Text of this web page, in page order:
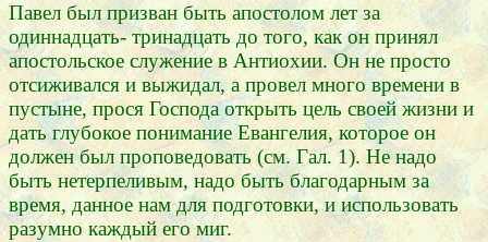
Павел был призван быть апостолом лет за
одиннадцать- тринадцать до того, как он принял
апостольское служение в Антиохии. Он не просто
отсиживался и выжидал, а провел много времени в
пустыне, прося Господа открыть цель своей жизни и
дать глубокое понимание Евангелия, которое он
должен был проповедовать (см. Гал. 1). Не надо
быть нетерпеливым, надо быть благодарным за
время, данное нам для подготовки, и использовать
разумно каждый его миг.